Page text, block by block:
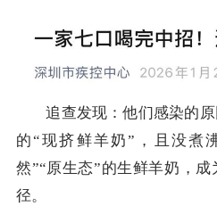
追查发现：他们感染的
的“现挤鲜羊奶”，且没煮
然”“原生态”的生鲜羊奶，
径。